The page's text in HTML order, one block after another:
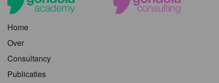
Home
Over
Consultancy
Publicaties